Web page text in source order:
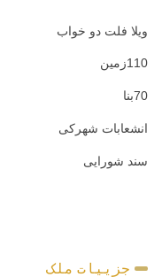
ویلا فلت دو خواب
110زمین
70بنا
انشعابات شهرکی
سند شورایی
جزییات ملک